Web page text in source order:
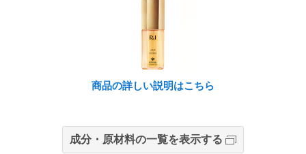
商品の詳しい説明はこちら
成分・原材料の一覧を表示する